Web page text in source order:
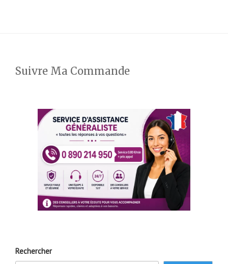
Suivre Ma Commande
Rechercher